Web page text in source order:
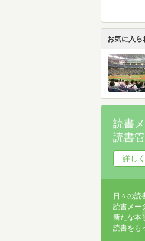
お気に入ら
読書
読書
詳し
日々の読
読書メー
新たな本
読書をも